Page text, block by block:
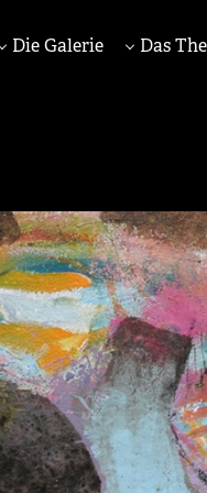
Die Galerie Das